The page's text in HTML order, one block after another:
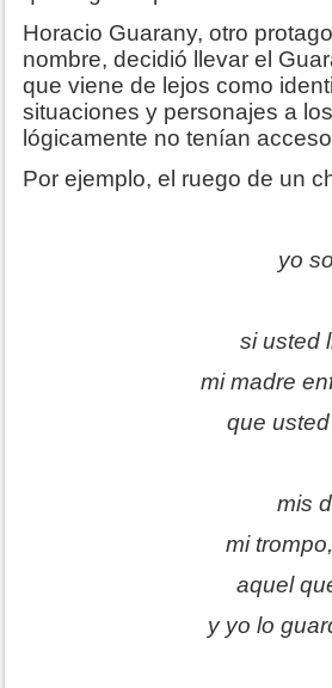
Horacio Guarany, otro
nombre, decidió llevar el
que viene de lejos como
situaciones y personajes a
lógicamente no tenían
Por ejemplo, el ruego de un
yo
si usted
mi madre
que
mis
mi
aquel
y yo lo